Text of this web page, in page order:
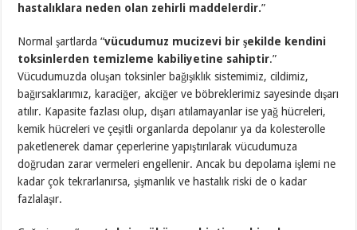
hastalıklara neden olan zehirli maddelerdir.”
Normal şartlarda “vücudumuz mucizevi bir şekilde kendini
toksinlerden temizleme kabiliyetine sahiptir.”
Vücudumuzda oluşan toksinler bağışıklık sistemimiz, cildimiz,
bağırsaklarımız, karaciğer, akciğer ve böbreklerimiz sayesinde dışarı
atılır. Kapasite fazlası olup, dışarı atılamayanlar ise yağ hücreleri,
kemik hücreleri ve çeşitli organlarda depolanır ya da kolesterolle
paketlenerek damar çeperlerine yapıştırılarak vücudumuza
doğrudan zarar vermeleri engellenir. Ancak bu depolama işlemi ne
kadar çok tekrarlanırsa, şişmanlık ve hastalık riski de o kadar
fazlalaşır.